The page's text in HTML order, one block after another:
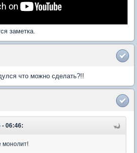
заметка.
что можно сделать?!!
- 06:46:
монолит!